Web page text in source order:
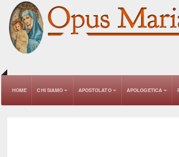
HOME CHI SIAMO APOSTOLATO APOLOGETICA